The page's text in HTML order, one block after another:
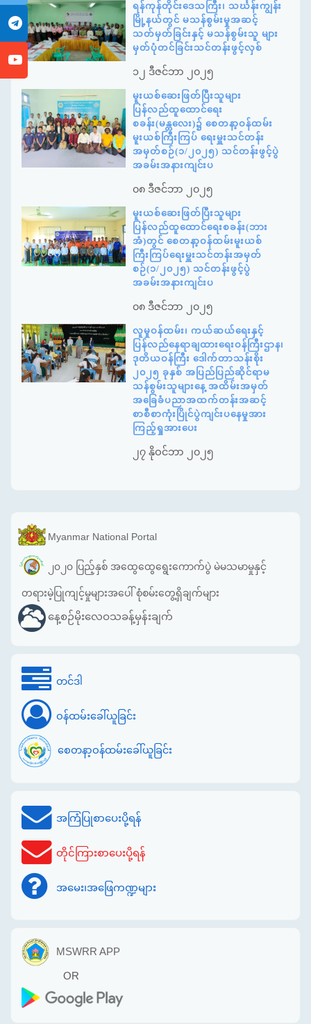
ရန်ကုန်တိုင်းဒေသကြီး၊ သင်္ဃန်းကျွန်း
မြို့နယ်တွင် မသန်စွမ်းမှုအဆင့်
သတ်မှတ်ခြင်းနှင့် မသန်စွမ်းသူ များ
မှတ်ပုံတင်ခြင်းသင်တန်းဖွင့်လှစ်
၁၂ ဒီဇင်ဘာ ၂၀၂၅
မူးယစ်ဆေးဖြတ်ပြီးသူများ
ပြန်လည်ထူထောင်ရေး
စခန်း(မန္တလေး)၌ စေတနာ့ဝန်ထမ်း
မူးယစ်ကြီးကြပ် ရေးမှူးသင်တန်း
အမှတ်စဉ်(၁/၂၀၂၅) သင်တန်းဖွင့်ပွဲ
အခမ်းအနားကျင်းပ
၀၈ ဒီဇင်ဘာ ၂၀၂၅
မူးယစ်ဆေးဖြတ်ပြီးသူများ
ပြန်လည်ထူထောင်ရေးစခန်း(ဘား
အံ)တွင် စေတနာ့ဝန်ထမ်းမူးယစ်
ကြီးကြပ်ရေးမှူးသင်တန်းအမှတ်
စဉ်(၁/၂၀၂၅) သင်တန်းဖွင့်ပွဲ
အခမ်းအနားကျင်းပ
၀၈ ဒီဇင်ဘာ ၂၀၂၅
လူမှုဝန်ထမ်း၊ ကယ်ဆယ်ရေးနှင့်
ပြန်လည်နေရာချထားရေးဝန်ကြီးဌာန၊
ဒုတိယဝန်ကြီး ဒေါက်တာသန်းစိုး
၂၀၂၅ ခုနှစ် အပြည်ပြည်ဆိုင်ရာမ
သန်စွမ်းသူများနေ့ အထိမ်းအမှတ်
အခြေခံပညာအထက်တန်းအဆင့်
စာစီစာကုံးပြိုင်ပွဲကျင်းပနေမှုအား
ကြည့်ရှုအားပေး
၂၇ နိုဝင်ဘာ ၂၀၂၅
Myanmar National Portal
၂၀၂၀ ပြည့်နှစ် အထွေထွေရွေးကောက်ပွဲ မဲမသမာမှုနှင့်
တရားမဲ့ပြုကျင့်မှုများအပေါ် စုံစမ်းတွေ့ရှိချက်များ
နေ့စဉ်မိုးလေဝသခန့်မှန်းချက်
တင်ဒါ
ဝန်ထမ်းခေါ်ယူခြင်း
စေတနာ့ဝန်ထမ်းခေါ်ယူခြင်း
အကြံပြုစာပေးပို့ရန်
တိုင်ကြားစာပေးပို့ရန်
အမေး၊အဖြေကဏ္ဍများ
MSWRR APP
OR